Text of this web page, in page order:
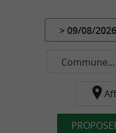
> 09/08/2026
Commune...